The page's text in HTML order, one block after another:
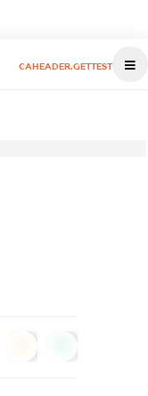
CAHEADER.GETTEST